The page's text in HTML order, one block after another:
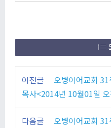
이전글
오병이어교회
목사<2014년 10월01일
다음글
오병이어교회